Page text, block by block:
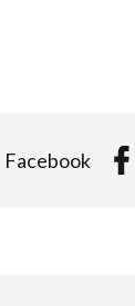
Facebook